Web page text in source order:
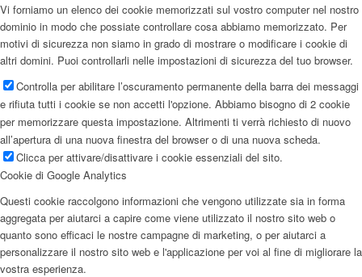
Vi forniamo un elenco dei cookie memorizzati sul vostro computer nel nostro
dominio in modo che possiate controllare cosa abbiamo memorizzato. Per
motivi di sicurezza non siamo in grado di mostrare o modificare i cookie di
altri domini. Puoi controllarli nelle impostazioni di sicurezza del tuo browser.
Controlla per abilitare l’oscuramento permanente della barra dei messaggi
e rifiuta tutti i cookie se non accetti l'opzione. Abbiamo bisogno di 2 cookie
per memorizzare questa impostazione. Altrimenti ti verrà richiesto di nuovo
all’apertura di una nuova finestra del browser o di una nuova scheda.
Clicca per attivare/disattivare i cookie essenziali del sito.
Cookie di Google Analytics
Questi cookie raccolgono informazioni che vengono utilizzate sia in forma
aggregata per aiutarci a capire come viene utilizzato il nostro sito web o
quanto sono efficaci le nostre campagne di marketing, o per aiutarci a
personalizzare il nostro sito web e l'applicazione per voi al fine di migliorare la
vostra esperienza.